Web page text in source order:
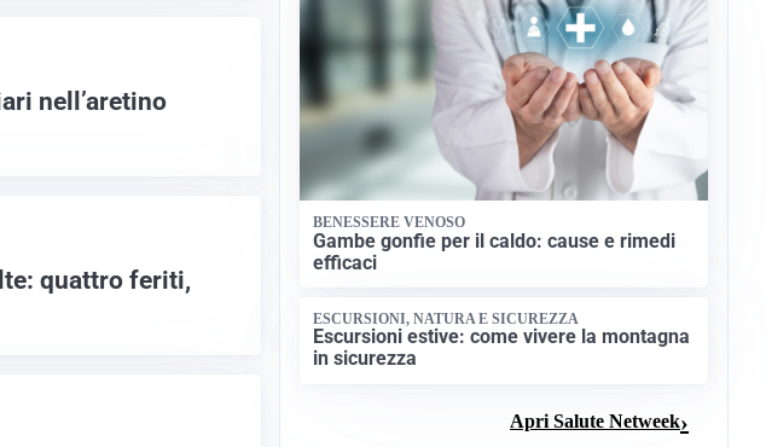
nell’aretino
quattro feriti,
BENESSERE VENOSO
Gambe gonfie per il caldo: cause e rimedi
efficaci
ESCURSIONI, NATURA E SICUREZZA
Escursioni estive: come vivere la montagna
in sicurezza
Apri Salute Netweek